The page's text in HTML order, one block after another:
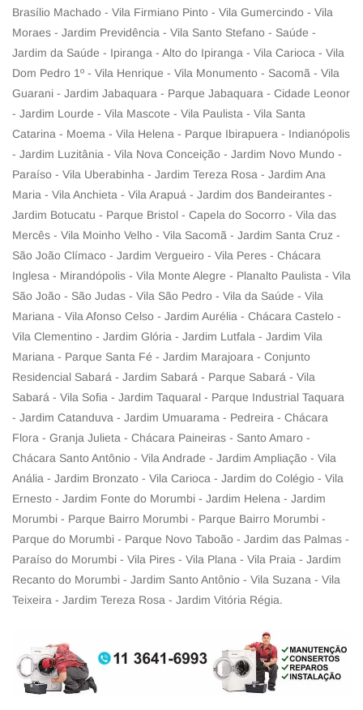
Brasílio Machado - Vila Firmiano Pinto - Vila Gumercindo - Vila
Moraes - Jardim Previdência - Vila Santo Stefano - Saúde -
Jardim da Saúde - Ipiranga - Alto do Ipiranga - Vila Carioca - Vila
Dom Pedro 1º - Vila Henrique - Vila Monumento - Sacomã - Vila
Guarani - Jardim Jabaquara - Parque Jabaquara - Cidade Leonor
- Jardim Lourde - Vila Mascote - Vila Paulista - Vila Santa
Catarina - Moema - Vila Helena - Parque Ibirapuera - Indianópolis
- Jardim Luzitânia - Vila Nova Conceição - Jardim Novo Mundo -
Paraíso - Vila Uberabinha - Jardim Tereza Rosa - Jardim Ana
Maria - Vila Anchieta - Vila Arapuá - Jardim dos Bandeirantes -
Jardim Botucatu - Parque Bristol - Capela do Socorro - Vila das
Mercês - Vila Moinho Velho - Vila Sacomã - Jardim Santa Cruz -
São João Clímaco - Jardim Vergueiro - Vila Peres - Chácara
Inglesa - Mirandópolis - Vila Monte Alegre - Planalto Paulista - Vila
São João - São Judas - Vila São Pedro - Vila da Saúde - Vila
Mariana - Vila Afonso Celso - Jardim Aurélia - Chácara Castelo -
Vila Clementino - Jardim Glória - Jardim Lutfala - Jardim Vila
Mariana - Parque Santa Fé - Jardim Marajoara - Conjunto
Residencial Sabará - Jardim Sabará - Parque Sabará - Vila
Sabará - Vila Sofia - Jardim Taquaral - Parque Industrial Taquara
- Jardim Catanduva - Jardim Umuarama - Pedreira - Chácara
Flora - Granja Julieta - Chácara Paineiras - Santo Amaro -
Chácara Santo Antônio - Vila Andrade - Jardim Ampliação - Vila
Anália - Jardim Bronzato - Vila Carioca - Jardim do Colégio - Vila
Ernesto - Jardim Fonte do Morumbi - Jardim Helena - Jardim
Morumbi - Parque Bairro Morumbi - Parque Bairro Morumbi -
Parque do Morumbi - Parque Novo Taboão - Jardim das Palmas -
Paraíso do Morumbi - Vila Pires - Vila Plana - Vila Praia - Jardim
Recanto do Morumbi - Jardim Santo Antônio - Vila Suzana - Vila
Teixeira - Jardim Tereza Rosa - Jardim Vitória Régia.